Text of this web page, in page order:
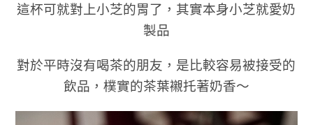
這杯可就對上小芝的胃了，其實本身小芝就愛奶
製品
對於平時沒有喝茶的朋友，是比較容易被接受的
飲品，樸實的茶葉襯托著奶香～